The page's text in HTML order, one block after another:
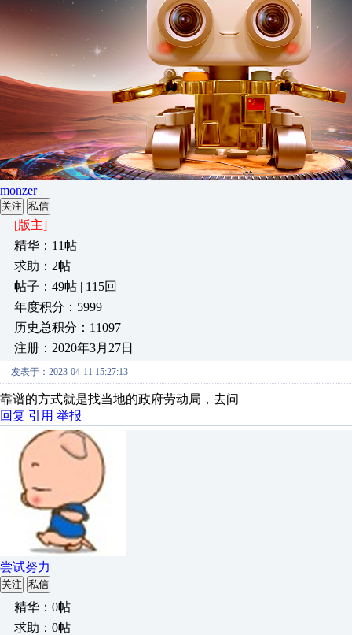
monzer
关注 私信
[版主]
精华：11帖
求助：2帖
帖子：49帖 | 115回
年度积分：5999
历史总积分：11097
注册：2020年3月27日
发表于：2023-04-11 15:27:13
靠谱的方式就是找当地的政府劳动局，去问
回复 引用 举报
尝试努力
关注 私信
精华：0帖
求助：0帖